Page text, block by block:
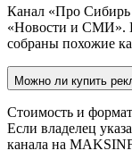
Канал «Про
«Новости и СМИ».
собраны похожие
Можно ли купить
Стоимость и
Если владелец
канала на